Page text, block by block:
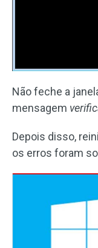
Não feche a
mensagem
Depois disso,
os erros foram